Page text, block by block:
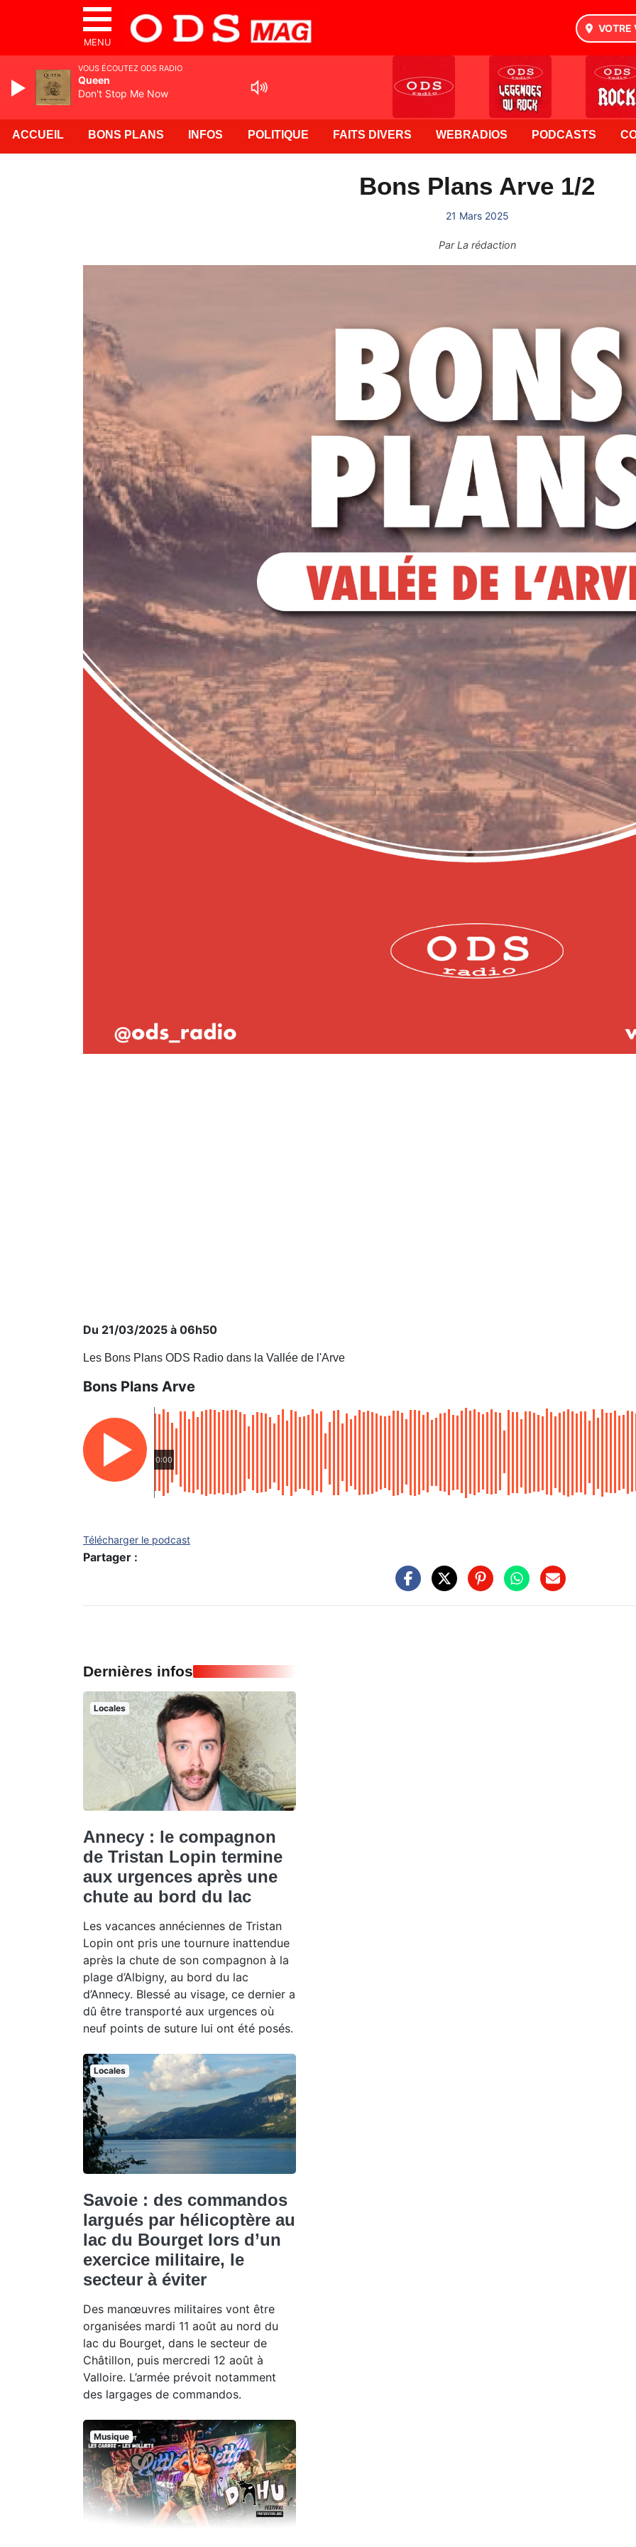
MENU
VOTRE
ACCUEIL BONS PLANS INFOS POLITIQUE FAITS DIVERS WEBRADIOS PODCASTS
Bons Plans Arve 1/2
21 Mars 2025
ParLa rédaction
Du 21/03/2025 à 06h50
Les Bons Plans ODS Radio dans la Vallée de l'Arve
Bons Plans Arve
0:00
Télécharger le podcast
Partager :
Dernières infos
Locales
Annecy : le compagnon
de Tristan Lopin termine
aux urgences après une
chute au bord du lac
Les vacances annéciennes de Tristan
Lopin ont pris une tournure inattendue
après la chute de son compagnon à la
plage d’Albigny, au bord du lac
d’Annecy. Blessé au visage, ce dernier a
dû être transporté aux urgences où
neuf points de suture lui ont été posés.
Locales
Savoie : des commandos
largués par hélicoptère au
lac du Bourget lors d’un
exercice militaire, le
secteur à éviter
Des manœuvres militaires vont être
organisées mardi 11 août au nord du
lac du Bourget, dans le secteur de
Châtillon, puis mercredi 12 août à
Valloire. L’armée prévoit notamment
des largages de commandos.
Musique
VOUS ÉCOUTEZ ODS RADIO
Queen
Don't Stop Me Now